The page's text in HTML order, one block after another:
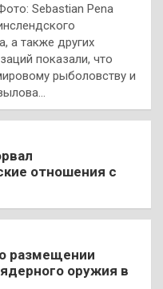
Sebastian Pena
а также других
показали, что
рыболовству и
отношения с
размещении
оружия в